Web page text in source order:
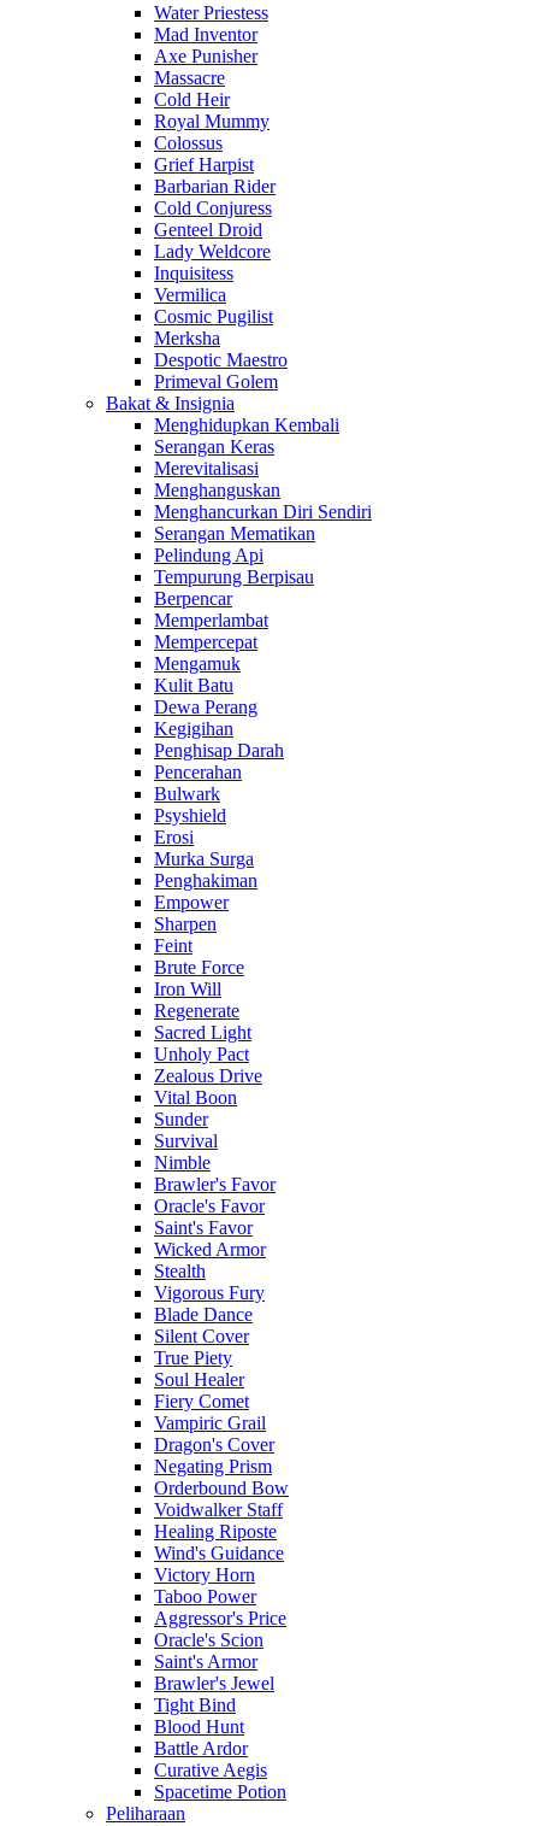
Water Priestess
Mad Inventor
Axe Punisher
Massacre
Cold Heir
Royal Mummy
Colossus
Grief Harpist
Barbarian Rider
Cold Conjuress
Genteel Droid
Lady Weldcore
Inquisitess
Vermilica
Cosmic Pugilist
Merksha
Despotic Maestro
Primeval Golem
Bakat & Insignia
Menghidupkan Kembali
Serangan Keras
Merevitalisasi
Menghanguskan
Menghancurkan Diri Sendiri
Serangan Mematikan
Pelindung Api
Tempurung Berpisau
Berpencar
Memperlambat
Mempercepat
Mengamuk
Kulit Batu
Dewa Perang
Kegigihan
Penghisap Darah
Pencerahan
Bulwark
Psyshield
Erosi
Murka Surga
Penghakiman
Empower
Sharpen
Feint
Brute Force
Iron Will
Regenerate
Sacred Light
Unholy Pact
Zealous Drive
Vital Boon
Sunder
Survival
Nimble
Brawler's Favor
Oracle's Favor
Saint's Favor
Wicked Armor
Stealth
Vigorous Fury
Blade Dance
Silent Cover
True Piety
Soul Healer
Fiery Comet
Vampiric Grail
Dragon's Cover
Negating Prism
Orderbound Bow
Voidwalker Staff
Healing Riposte
Wind's Guidance
Victory Horn
Taboo Power
Aggressor's Price
Oracle's Scion
Saint's Armor
Brawler's Jewel
Tight Bind
Blood Hunt
Battle Ardor
Curative Aegis
Spacetime Potion
Peliharaan